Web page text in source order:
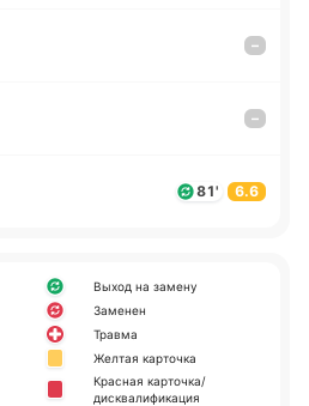
–
–
81' 6.6
Выход на замену
Заменен
Травма
Желтая карточка
Красная карточка/
дисквалификация